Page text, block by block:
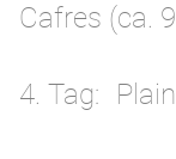
Cafres (ca.
4. Tag